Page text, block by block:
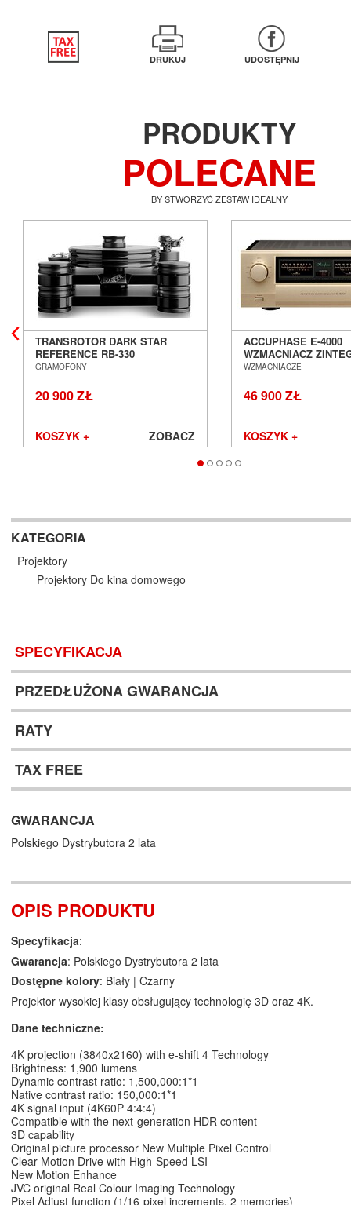
DRUKUJ UDOSTĘPNIJ
PRODUKTY
POLECANE
BY STWORZYĆ ZESTAW IDEALNY
TRANSROTOR DARK STAR
REFERENCE RB-330
GRAMOFON ANALOGOWY
GRAMOFONY
20 900 ZŁ
KOSZYK + ZOBACZ
ACCUPHASE E-4000
WZMACNIACZ
SALON POZNAŃ
WZMACNIACZE
46 900 ZŁ
KOSZYK +
KATEGORIA
Projektory
Projektory Do kina domowego
SPECYFIKACJA
PRZEDŁUŻONA GWARANCJA
RATY
TAX FREE
GWARANCJA
Polskiego Dystrybutora 2 lata
OPIS PRODUKTU
Specyfikacja:
Gwarancja: Polskiego Dystrybutora 2 lata
Dostępne kolory: Biały | Czarny
Projektor wysokiej klasy obsługujący technologię 3D oraz 4K.
Dane techniczne:
4K projection (3840x2160) with e-shift 4 Technology
Brightness: 1,900 lumens
Dynamic contrast ratio: 1,500,000:1*1
Native contrast ratio: 150,000:1*1
4K signal input (4K60P 4:4:4)
Compatible with the next-generation HDR content
3D capability
Original picture processor New Multiple Pixel Control
Clear Motion Drive with High-Speed LSI
New Motion Enhance
JVC original Real Colour Imaging Technology
Pixel Adjust function (1/16-pixel increments, 2 memories)